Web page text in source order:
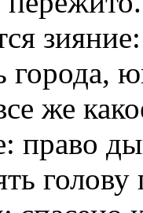
города,
же
право